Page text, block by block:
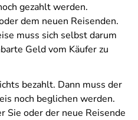
gezahlt werden.
dem neuen Reisenden.
muss sich selbst darum
Geld vom Käufer zu
bezahlt. Dann muss der
noch beglichen werden.
Sie oder der neue Reisende